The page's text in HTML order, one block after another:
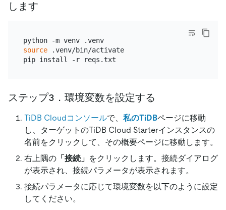
します
python -m venv .venv
source .venv/bin/activate
ステップ3．環境変数を設定する
TiDB Cloudコンソールで、 私のTiDBページに移動
し、ターゲットのTiDB Cloud Starterインスタンスの
名前をクリックして、その概要ページに移動します。
右上隅の 「接続」 をクリックします。接続ダイアログ
が表示され、接続パラメータが表示されます。
接続パラメータに応じて環境変数を以下のように設定
してください。